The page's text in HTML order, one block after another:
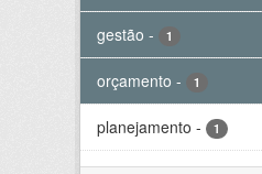
gestão - 1
orçamento - 1
planejamento - 1